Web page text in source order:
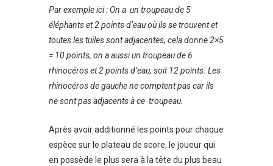
Par exemple ici : On a un troupeau de 5
éléphants et 2 points d’eau où ils se trouvent et
toutes les tuiles sont adjacentes, cela donne 2×5
= 10 points, on a aussi un troupeau de 6
rhinocéros et 2 points d’eau, soit 12 points. Les
rhinocéros de gauche ne comptent pas car ils
ne sont pas adjacents à ce troupeau.
Après avoir additionné les points pour chaque
espèce sur le plateau de score, le joueur qui
en possède le plus sera à la tête du plus beau